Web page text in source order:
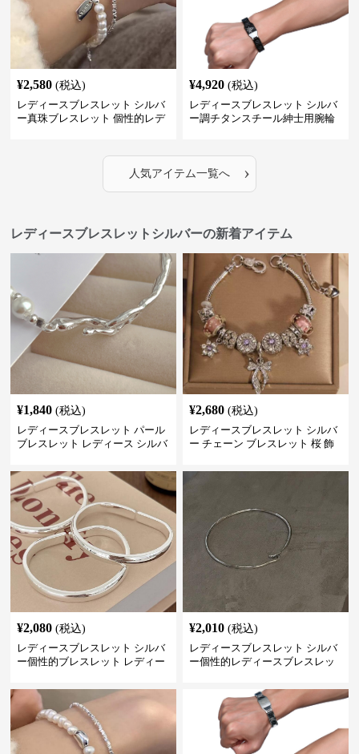
¥2,580 (税込)
レディースブレスレット シルバ
ー真珠ブレスレット 個性的レデ
¥4,920 (税込)
レディースブレスレット シルバ
ー調チタンスチール紳士用腕輪
人気アイテム一覧へ ›
レディースブレスレットシルバーの新着アイテム
¥1,840 (税込)
レディースブレスレット パール
ブレスレット レディース シルバ
¥2,680 (税込)
レディースブレスレット シルバ
ー チェーン ブレスレット 桜 飾
¥2,080 (税込)
レディースブレスレット シルバ
ー個性的ブレスレット レディー
¥2,010 (税込)
レディースブレスレット シルバ
ー個性的レディースブレスレッ